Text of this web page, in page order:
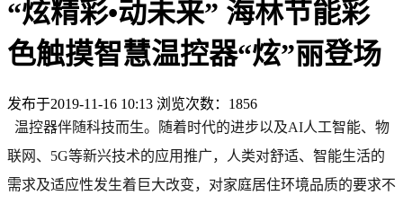
“炫精彩•动未来” 海林节能彩
色触摸智慧温控器“炫”丽登场
发布于2019-11-16 10:13 浏览次数： 1856
温控器伴随科技而生。随着时代的进步以及AI人工智能、物
联网、5G等新兴技术的应用推广，人类对舒适、智能生活的
需求及适应性发生着巨大改变，对家庭居住环境品质的要求不